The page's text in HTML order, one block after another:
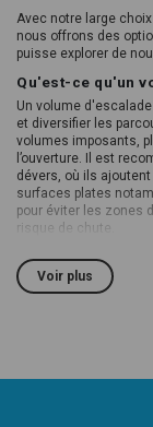
Avec notre large
nous offrons des
puisse explorer de
Qu'est-ce qu'un
Un volume
et diversifier les
volumes imposants,
l’ouverture. Il est
dévers, où ils
surfaces plates
pour éviter les zones
risque de chute.
Quels matériaux
Les volumes en bois
retexturent et se
Comment choisir
Voir plus